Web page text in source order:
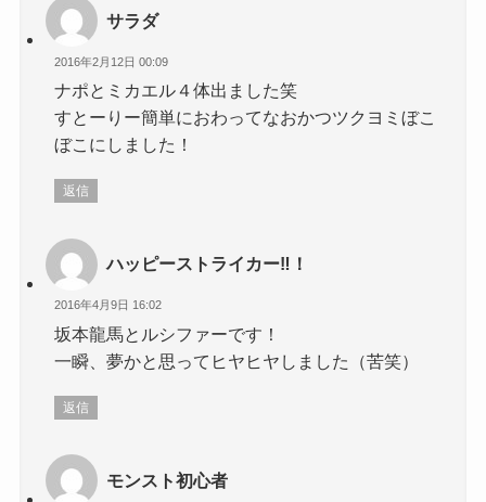
サラダ
2016年2月12日 00:09
ナポとミカエル４体出ました笑
すとーりー簡単におわってなおかつツクヨミぼこ
ぼこにしました！
返信
ハッピーストライカー‼！
2016年4月9日 16:02
坂本龍馬とルシファーです！
一瞬、夢かと思ってヒヤヒヤしました（苦笑）
返信
モンスト初心者